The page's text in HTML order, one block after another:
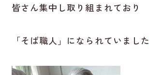
皆さん集中し取り組まれており
「そば職人」になられていました